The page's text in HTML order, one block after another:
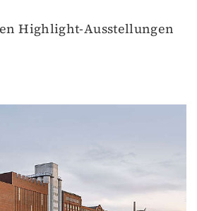
Highlight-Ausstellungen